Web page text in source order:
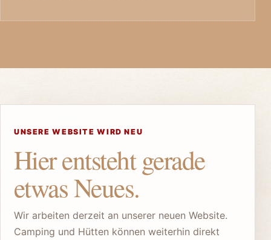
UNSERE WEBSITE WIRD NEU
Hier entsteht gerade
etwas Neues.
Wir arbeiten derzeit an unserer neuen Website.
Camping und Hütten können weiterhin direkt